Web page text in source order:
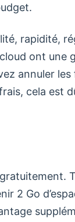
rapidité,
ont une
annuler
cela est
2 Go